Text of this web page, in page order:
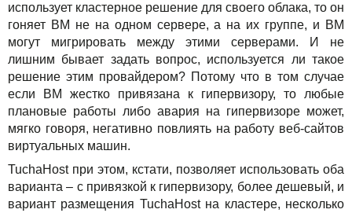
использует кластерное решение для своего облака, то он
гоняет ВМ не на одном сервере, а на их группе, и ВМ
могут мигрировать между этими серверами. И не
лишним бывает задать вопрос, используется ли такое
решение этим провайдером? Потому что в том случае
если ВМ жестко привязана к гипервизору, то любые
плановые работы либо авария на гипервизоре может,
мягко говоря, негативно повлиять на работу веб-сайтов
виртуальных машин.
TuchaHost при этом, кстати, позволяет использовать оба
варианта – с привязкой к гипервизору, более дешевый, и
вариант размещения TuchaHost на кластере, несколько